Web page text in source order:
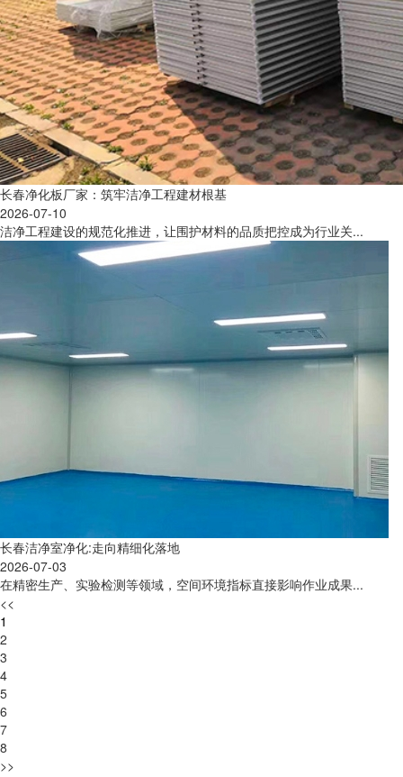
长春净化板厂家：筑牢洁净工程建材根基
2026-07-10
洁净工程建设的规范化推进，让围护材料的品质把控成为行业关...
长春洁净室净化:走向精细化落地
2026-07-03
在精密生产、实验检测等领域，空间环境指标直接影响作业成果...
<<
1
2
3
4
5
6
7
8
>>